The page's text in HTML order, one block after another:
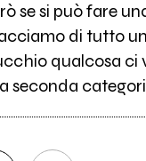
se si può fare
di tutto
qualcosa ci
seconda